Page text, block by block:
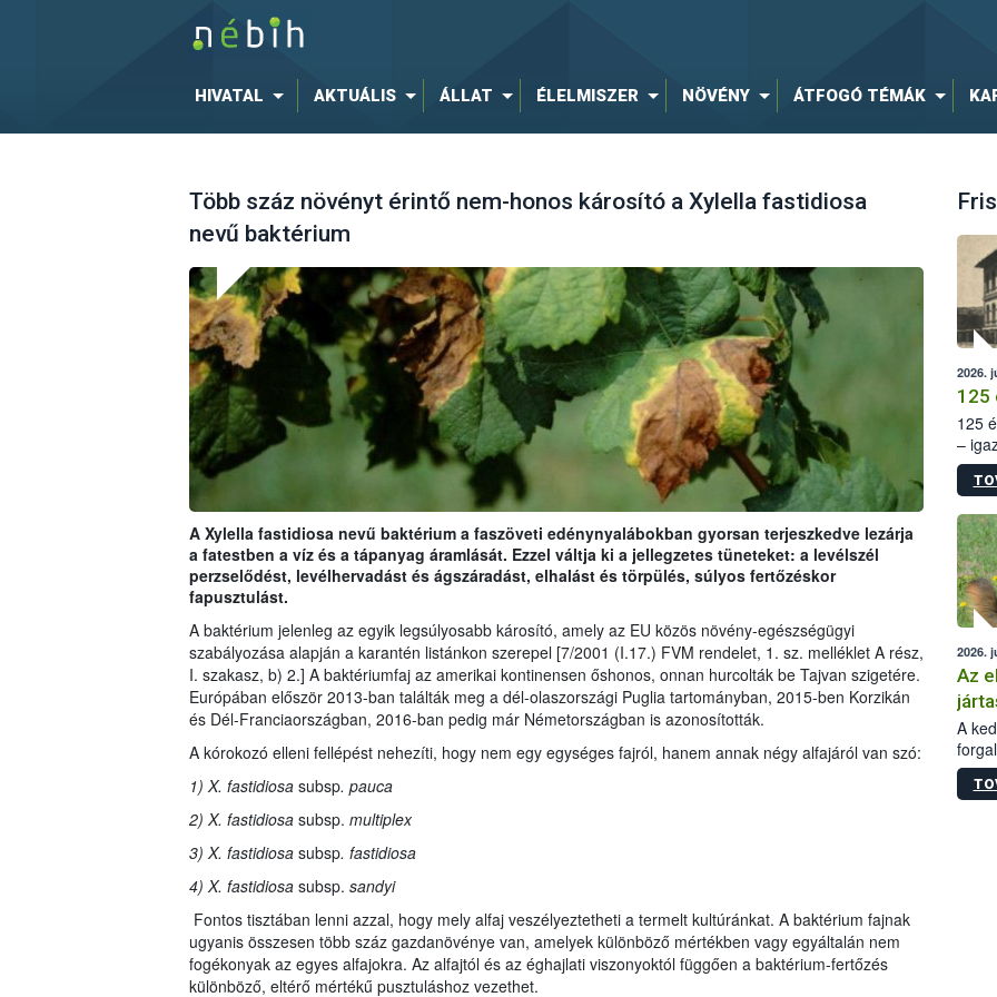
HIVATAL AKTUÁLIS ÁLLAT ÉLELMISZER NÖVÉNY ÁTFOGÓ TÉMÁK
Több száz növényt érintő nem-honos károsító a Xylella fastidiosa
nevű baktérium
A Xylella fastidiosa nevű baktérium a faszöveti edénynyalábokban gyorsan terjeszkedve lezárja
a fatestben a víz és a tápanyag áramlását. Ezzel váltja ki a jellegzetes tüneteket: a levélszél
perzselődést, levélhervadást és ágszáradást, elhalást és törpülés, súlyos fertőzéskor
fapusztulást.
A baktérium jelenleg az egyik legsúlyosabb károsító, amely az EU közös növény-egészségügyi
szabályozása alapján a karantén listánkon szerepel [7/2001 (I.17.) FVM rendelet, 1. sz. melléklet A rész,
I. szakasz, b) 2.] A baktériumfaj az amerikai kontinensen őshonos, onnan hurcolták be Tajvan szigetére.
Európában először 2013-ban találták meg a dél-olaszországi Puglia tartományban, 2015-ben Korzikán
és Dél-Franciaországban, 2016-ban pedig már Németországban is azonosították.
A kórokozó elleni fellépést nehezíti, hogy nem egy egységes fajról, hanem annak négy alfajáról van szó:
1) X. fastidiosasubsp. pauca
2) X. fastidiosasubsp. multiplex
3) X. fastidiosasubsp. fastidiosa
4) X. fastidiosasubsp. sandyi
Fontos tisztában lenni azzal, hogy mely alfaj veszélyeztetheti a termelt kultúránkat. A baktérium fajnak
ugyanis összesen több száz gazdanövénye van, amelyek különböző mértékben vagy egyáltalán nem
fogékonyak az egyes alfajokra. Az alfajtól és az éghajlati viszonyoktól függően a baktérium-fertőzés
különböző, eltérő mértékű pusztuláshoz vezethet.
2026.
125
125
–
15.
2026.
Az
A